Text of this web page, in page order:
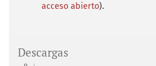
acceso abierto).
Descargas